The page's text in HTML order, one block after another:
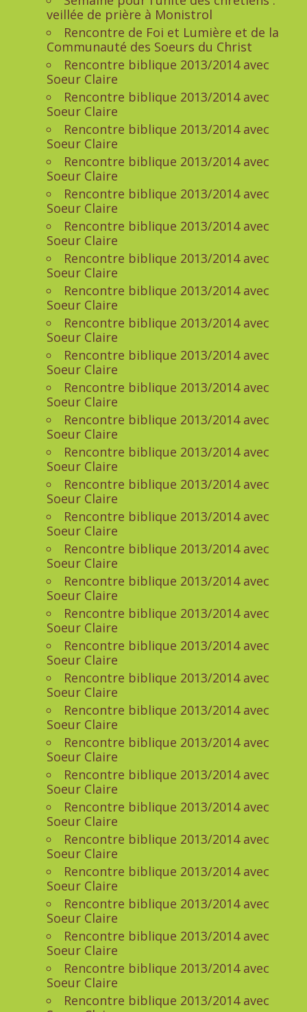
veillée de prière à Monistrol
Rencontre de Foi et Lumière et de la
Communauté des Soeurs du Christ
Rencontre biblique 2013/2014 avec
Soeur Claire
Rencontre biblique 2013/2014 avec
Soeur Claire
Rencontre biblique 2013/2014 avec
Soeur Claire
Rencontre biblique 2013/2014 avec
Soeur Claire
Rencontre biblique 2013/2014 avec
Soeur Claire
Rencontre biblique 2013/2014 avec
Soeur Claire
Rencontre biblique 2013/2014 avec
Soeur Claire
Rencontre biblique 2013/2014 avec
Soeur Claire
Rencontre biblique 2013/2014 avec
Soeur Claire
Rencontre biblique 2013/2014 avec
Soeur Claire
Rencontre biblique 2013/2014 avec
Soeur Claire
Rencontre biblique 2013/2014 avec
Soeur Claire
Rencontre biblique 2013/2014 avec
Soeur Claire
Rencontre biblique 2013/2014 avec
Soeur Claire
Rencontre biblique 2013/2014 avec
Soeur Claire
Rencontre biblique 2013/2014 avec
Soeur Claire
Rencontre biblique 2013/2014 avec
Soeur Claire
Rencontre biblique 2013/2014 avec
Soeur Claire
Rencontre biblique 2013/2014 avec
Soeur Claire
Rencontre biblique 2013/2014 avec
Soeur Claire
Rencontre biblique 2013/2014 avec
Soeur Claire
Rencontre biblique 2013/2014 avec
Soeur Claire
Rencontre biblique 2013/2014 avec
Soeur Claire
Rencontre biblique 2013/2014 avec
Soeur Claire
Rencontre biblique 2013/2014 avec
Soeur Claire
Rencontre biblique 2013/2014 avec
Soeur Claire
Rencontre biblique 2013/2014 avec
Soeur Claire
Rencontre biblique 2013/2014 avec
Soeur Claire
Rencontre biblique 2013/2014 avec
Soeur Claire
Rencontre biblique 2013/2014 avec